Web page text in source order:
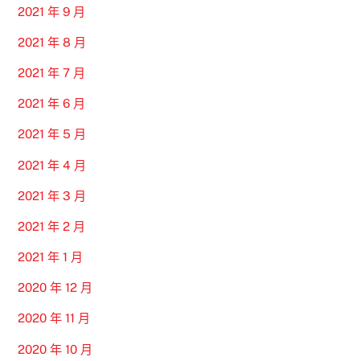
2021 年 9 月
2021 年 8 月
2021 年 7 月
2021 年 6 月
2021 年 5 月
2021 年 4 月
2021 年 3 月
2021 年 2 月
2021 年 1 月
2020 年 12 月
2020 年 11 月
2020 年 10 月